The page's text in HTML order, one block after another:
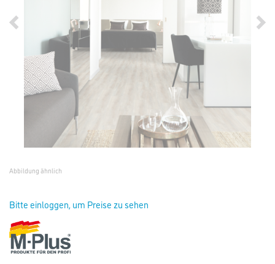
Abbildung ähnlich
Bitte einloggen, um Preise zu sehen